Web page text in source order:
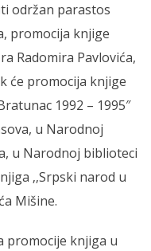
održan parastos
promocija knjige
Radomira Pavlovića,
će promocija knjige
1992 – 1995″
u Narodnoj
u Narodnoj biblioteci
‚‚Srpski narod u
Mišine.
promocije knjiga u